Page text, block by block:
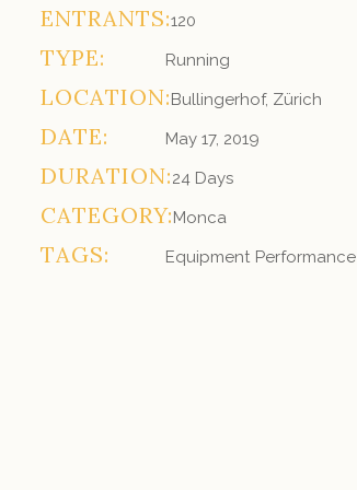
ENTRANTS:120
TYPE: Running
LOCATION:Bullingerhof, Zürich
DATE: May 17, 2019
DURATION:24 Days
CATEGORY:Monca
TAGS: Equipment Performance